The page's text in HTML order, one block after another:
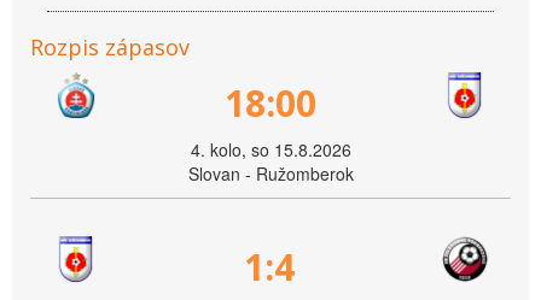
Rozpis zápasov
18:00
4. kolo, so 15.8.2026
Slovan - Ružomberok
1:4